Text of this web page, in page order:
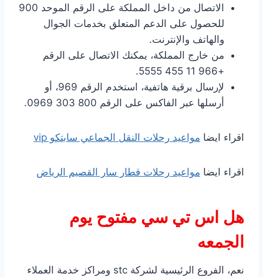
الاتصال من داخل المملكة على الرقم الموحد 900
للحصول على الدعم المتعلق بخدمات الجوال
والهاتف والإنترنت.
من خارج المملكة، يمكنك الاتصال على الرقم
+966 11 455 5555.
لإرسال برقية هاتفية، استخدم الرقم 969، أو
أرسلها عبر الفاكس على الرقم 800 303 0969.
اقراء ايضا مواعيد رحلات النقل الجماعي سابتكو vip
اقراء ايضا مواعيد رحلات قطار سار القصيم الرياض
هل اس تي سي مفتوح يوم
الجمعه
نعم، الفروع الرئيسية لشركة stc ومراكز خدمة العملاء